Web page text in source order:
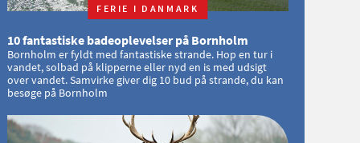
FERIE I DANMARK
10 fantastiske badeoplevelser på Bornholm
Bornholm er fyldt med fantastiske strande. Hop en tur i
vandet, solbad på klipperne eller nyd en is med udsigt
over vandet. Samvirke giver dig 10 bud på strande, du kan
besøge på Bornholm